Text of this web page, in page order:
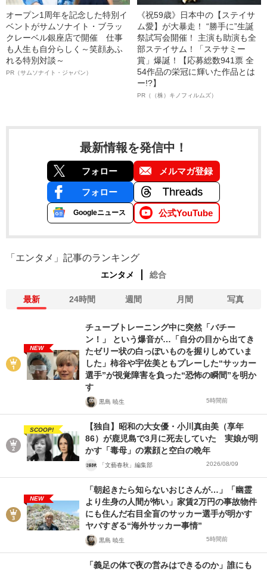
オープン1周年を記念した特別イ
ベントがサムソナイト・ブラッ
クレーベル銀座店で開催 仕事
も人生も自分らしく～笑顔あふ
れる特別対談～
PR（サムソナイト・ジャパン）
《祝59歳》日本中の【ステイサ
ム愛】が大暴走！ “勝手に”生誕
祭試写会開催！ 主演も助演も全
部ステイサム！「ステサミー
賞」爆誕！【応募総数941票 全
54作品の栄冠に輝いた作品とは
ー!?】
PR（（株）キノフィルムズ）
最新情報を発信中！
フォロー メルマガ登録
フォロー
Googleニュース 公式YouTube
「エンタメ」記事のランキング
エンタメ 総合
最新 24時間 週間 月間 写真
NEW
チューブトレーニング中に突然「バチー
ン！」 という爆音が…「自分の目から出てき
たゼリー状の白っぽいものを握りしめていま
した」柿谷や宇佐美ともプレーした“サッカー
選手”が視覚障害を負った“恐怖の瞬間”を明か
す
黒島 暁生 5時間前
SCOOP!
【独自】昭和の大女優・小川真由美（享年
86）が鹿児島で3月に死去していた 実娘が明
かす「毒母」の素顔と空白の晩年
「文藝春秋」編集部 2026/08/09
NEW
「朝起きたら知らないおじさんが…」「幽霊
より生身の人間が怖い」家賃2万円の事故物件
にも住んだ右目全盲のサッカー選手が明かす
ヤバすぎる“海外サッカー事情”
黒島 暁生 5時間前
「義足の体で夜の営みはできるのか」誰にも